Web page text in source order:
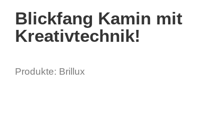
Blickfang Kamin mit
Kreativtechnik!
Produkte: Brillux